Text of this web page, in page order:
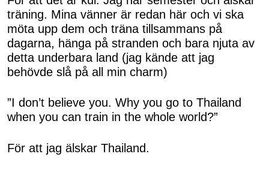
träning. Mina vänner är redan här och vi ska
möta upp dem och träna tillsammans på
dagarna, hänga på stranden och bara njuta av
detta underbara land (jag kände att jag
behövde slå på all min charm)
”I don’t believe you. Why you go to Thailand
when you can train in the whole world?”
För att jag älskar Thailand.